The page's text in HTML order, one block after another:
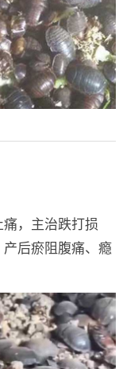
痛，主治跌打损
后瘀阻腹痛、瘾